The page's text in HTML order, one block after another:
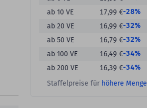
ab 10 VE
17,99 €-28%
ab 20 VE
16,99 €-32%
ab 50 VE
16,79 €-32%
ab 100 VE
16,49 €-34%
ab 200 VE
16,39 €-34%
Staffelpreise für höhere